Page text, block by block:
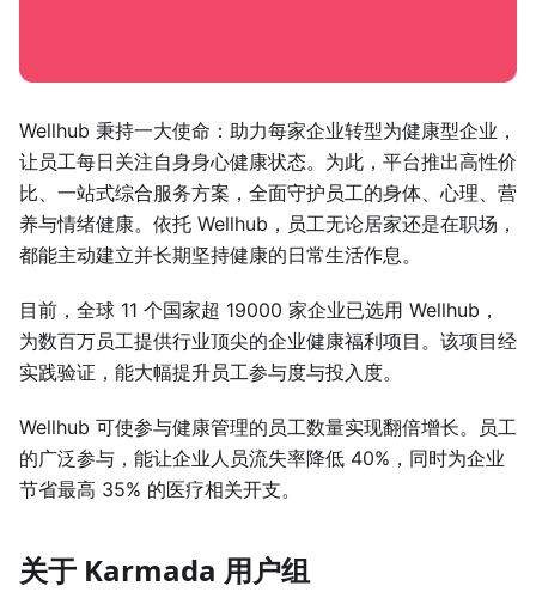
Wellhub 秉持一大使命：助力每家企业转型为健康型企业，
让员工每日关注自身身心健康状态。为此，平台推出高性价
比、一站式综合服务方案，全面守护员工的身体、心理、营
养与情绪健康。依托 Wellhub，员工无论居家还是在职场，
都能主动建立并长期坚持健康的日常生活作息。
目前，全球 11 个国家超 19000 家企业已选用 Wellhub，
为数百万员工提供行业顶尖的企业健康福利项目。该项目经
实践验证，能大幅提升员工参与度与投入度。
Wellhub 可使参与健康管理的员工数量实现翻倍增长。员工
的广泛参与，能让企业人员流失率降低 40%，同时为企业
节省最高 35% 的医疗相关开支。
关于 Karmada 用户组